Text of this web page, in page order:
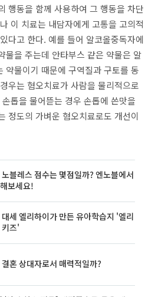
행동을 함께 사용하여 그 행동을 차단
이 치료는 내담자에게 고통을 고의적
다고 한다. 예를 들어 알코올중독자에
물을 주는데 안타부스 같은 약물은 알
약물이기 때문에 구역질과 구토를 동
우는 혐오치료가 사람을 물리적으로
톱을 물어뜯는 경우 손톱에 쓴맛을
정도의 가벼운 혐오치료로도 개선이